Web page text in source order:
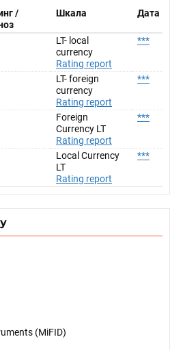
/
Шкала Дата
LT- local
currency
Rating report
***
LT- foreign
currency
Rating report
***
Foreign
Currency LT
Rating report
***
Local Currency
LT
Rating report
***
(MiFID)